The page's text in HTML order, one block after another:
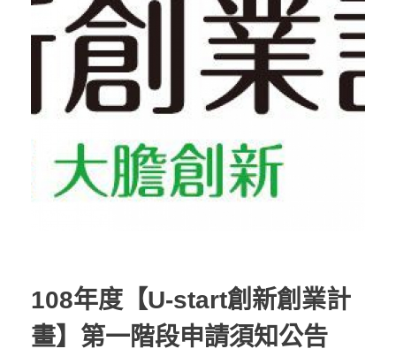
108年度【U-start創新創業計
畫】第一階段申請須知公告